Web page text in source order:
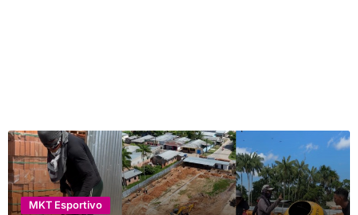
MKT Esportivo